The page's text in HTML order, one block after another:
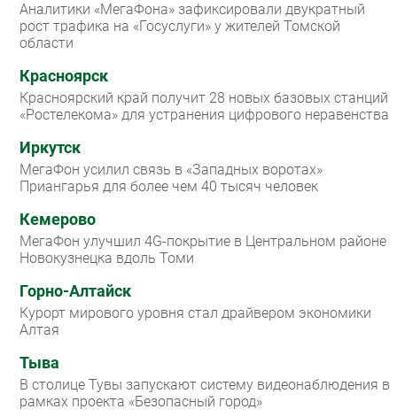
Аналитики «МегаФона» зафиксировали двукратный
рост трафика на «Госуслуги» у жителей Томской
области
Красноярск
Красноярский край получит 28 новых базовых станций
«Ростелекома» для устранения цифрового неравенства
Иркутск
МегаФон усилил связь в «Западных воротах»
Приангарья для более чем 40 тысяч человек
Кемерово
МегаФон улучшил 4G-покрытие в Центральном районе
Новокузнецка вдоль Томи
Горно-Алтайск
Курорт мирового уровня стал драйвером экономики
Алтая
Тыва
В столице Тувы запускают систему видеонаблюдения в
рамках проекта «Безопасный город»